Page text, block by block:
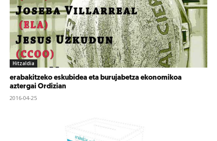
Hitzaldia
erabakitzeko eskubidea eta burujabetza ekonomikoa
aztergai Ordizian
2016-04-25